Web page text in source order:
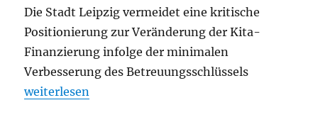
Die Stadt Leipzig vermeidet eine kritische
Positionierung zur Veränderung der Kita-
Finanzierung infolge der minimalen
Verbesserung des Betreuungsschlüssels
„Mogelpackung verbesserte Kita-Finanzierung“
weiterlesen